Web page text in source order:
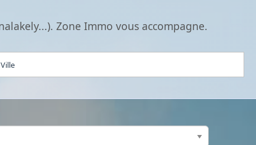
Zone Immo vous accompagne.